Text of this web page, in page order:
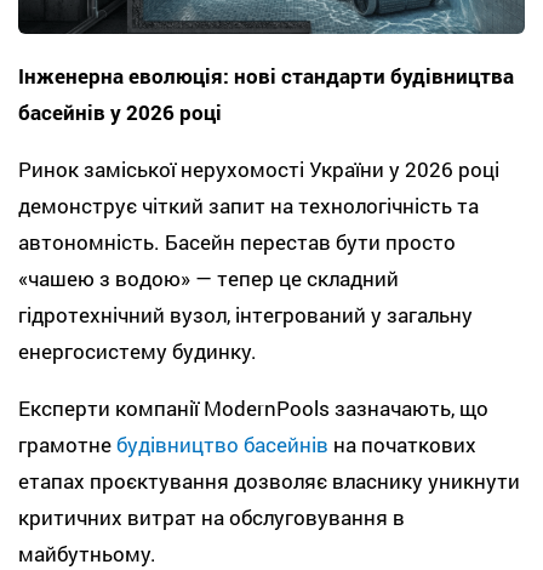
Інженерна еволюція: нові стандарти будівництва
басейнів у 2026 році
Ринок заміської нерухомості України у 2026 році
демонструє чіткий запит на технологічність та
автономність. Басейн перестав бути просто
«чашею з водою» — тепер це складний
гідротехнічний вузол, інтегрований у загальну
енергосистему будинку.
Експерти компанії ModernPools зазначають, що
грамотнебудівництво басейнів на початкових
етапах проєктування дозволяє власнику уникнути
критичних витрат на обслуговування в
майбутньому.